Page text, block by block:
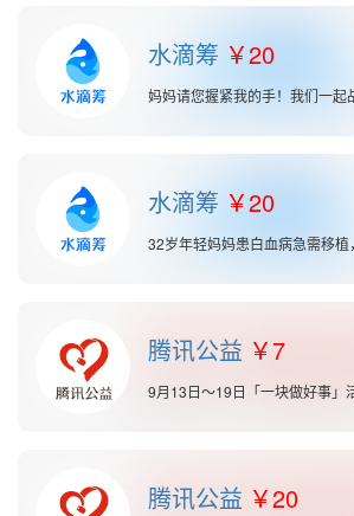
水滴筹 20
妈妈请您握紧我的手！我们一起
水滴筹 20
32岁年轻妈妈患白血病急需移植
腾讯公益 7
9月13日～19日「一块做好事」
腾讯公益 20